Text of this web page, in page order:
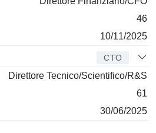
46
10/11/2025
CTO
Direttore Tecnico/Scientifico/R&S
61
30/06/2025